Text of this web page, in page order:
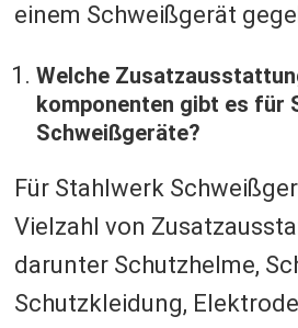
einem Schweißgerät
Welche
komponenten gibt es für
Schweißgeräte?
Für Stahlwerk
Vielzahl von
darunter Schutzhelme,
Schutzkleidung,